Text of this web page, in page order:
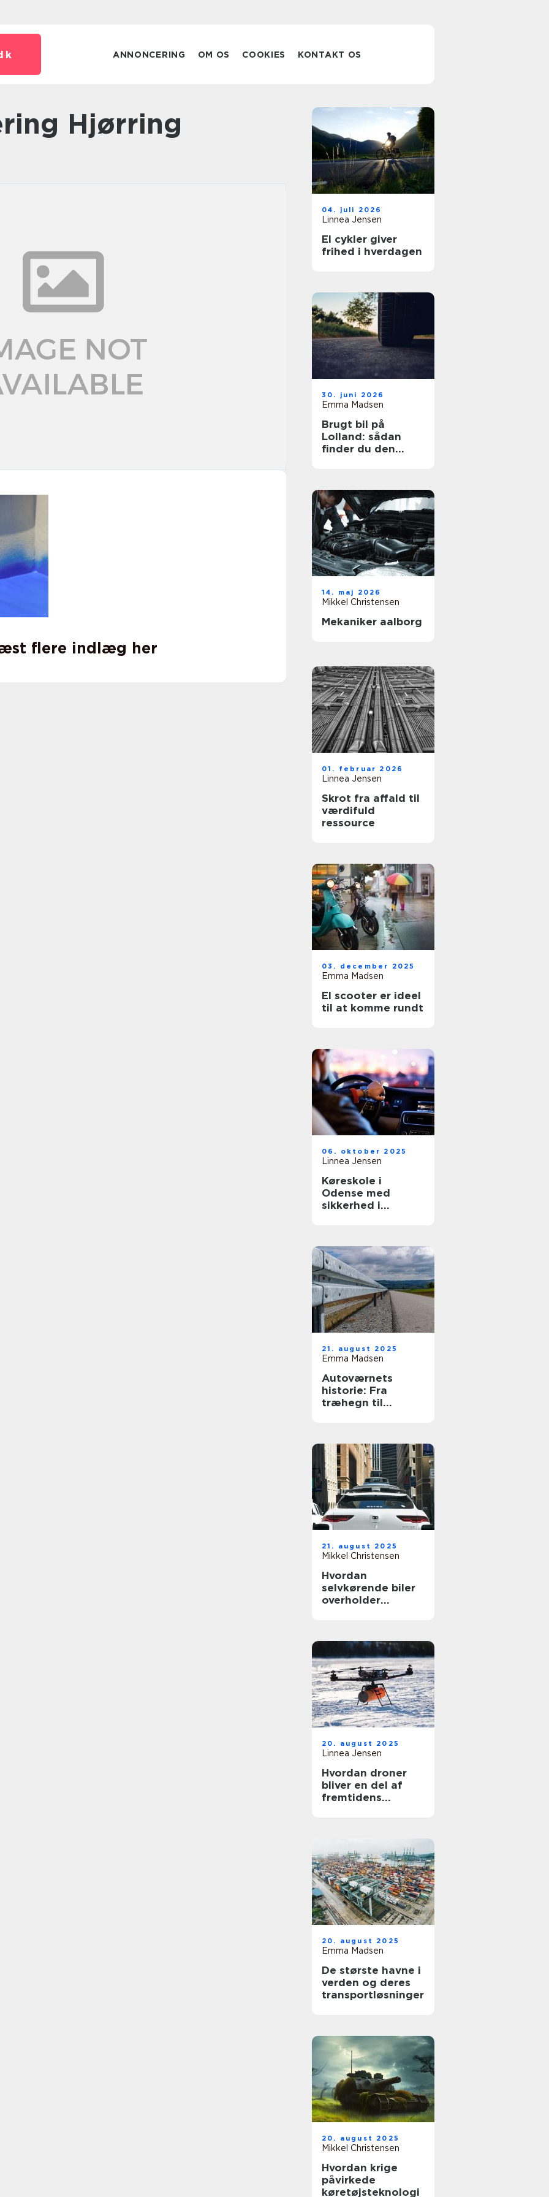
ANNONCERING OM OS COOKIES KONTAKT OS
Hjørring
flere indlæg her
04. juli 2026
Linnea Jensen
El cykler giver
frihed i hverdagen
30. juni 2026
Emma Madsen
Brugt bil på
Lolland: sådan
finder du den
14. maj 2026
Mikkel Christensen
Mekaniker aalborg
01. februar 2026
Linnea Jensen
Skrot fra affald til
værdifuld
ressource
03. december 2025
Emma Madsen
El scooter er ideel
til at komme rundt
06. oktober 2025
Linnea Jensen
Køreskole i
Odense med
sikkerhed i
21. august 2025
Emma Madsen
Autoværnets
historie: Fra
træhegn til
21. august 2025
Mikkel Christensen
Hvordan
selvkørende biler
overholder
20. august 2025
Linnea Jensen
Hvordan droner
bliver en del af
fremtidens
20. august 2025
Emma Madsen
De største havne i
verden og deres
transportløsninger
20. august 2025
Mikkel Christensen
Hvordan krige
påvirkede
køretøjsteknologi